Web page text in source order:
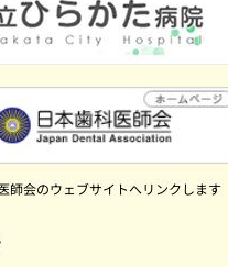
師会のウェブサイトへリンクします